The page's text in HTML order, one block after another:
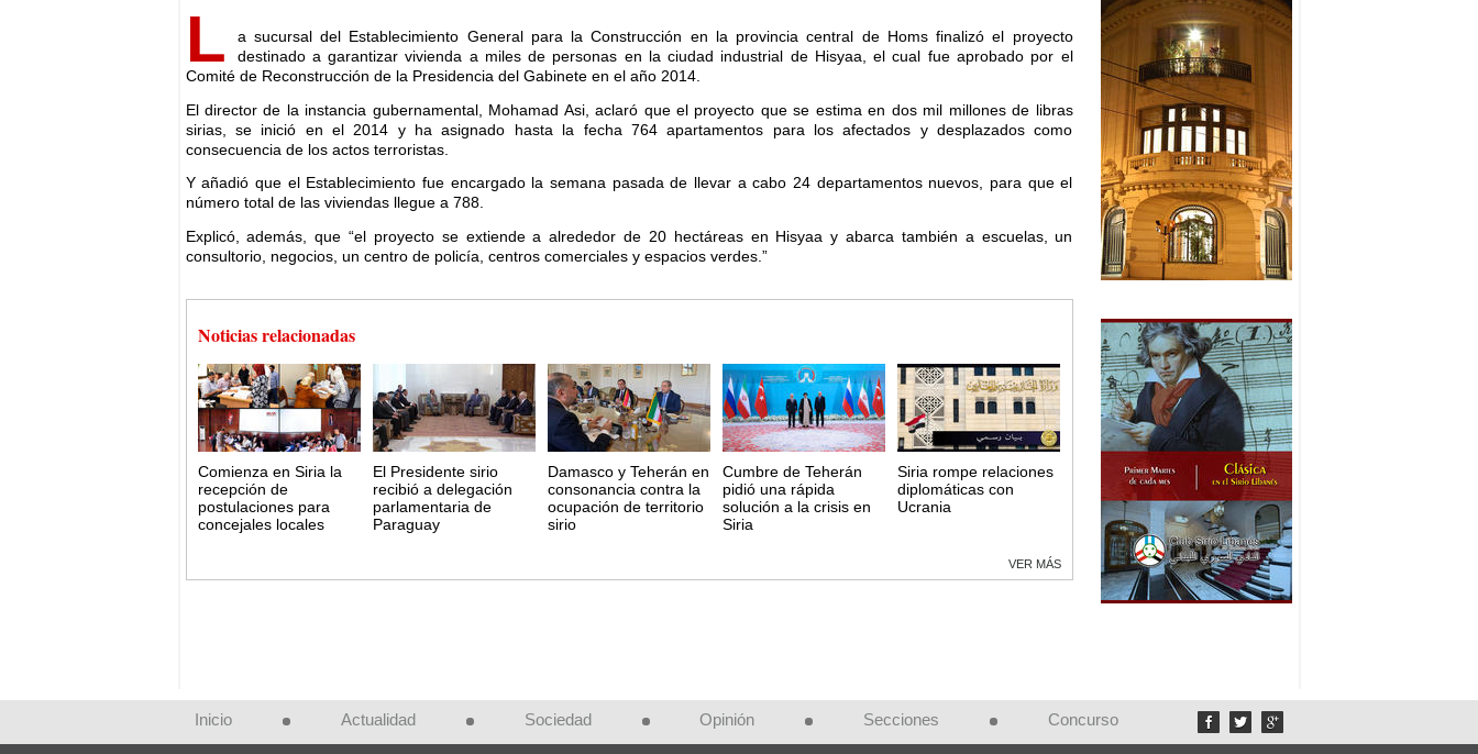
L
a sucursal del Establecimiento General para la Construcción en la provincia central de Homs finalizó el proyecto
destinado a garantizar vivienda a miles de personas en la ciudad industrial de Hisyaa, el cual fue aprobado por el
Comité de Reconstrucción de la Presidencia del Gabinete en el año 2014.
El director de la instancia gubernamental, Mohamad Asi, aclaró que el proyecto que se estima en dos mil millones de libras
sirias, se inició en el 2014 y ha asignado hasta la fecha 764 apartamentos para los afectados y desplazados como
consecuencia de los actos terroristas.
Y añadió que el Establecimiento fue encargado la semana pasada de llevar a cabo 24 departamentos nuevos, para que el
número total de las viviendas llegue a 788.
Explicó, además, que “el proyecto se extiende a alrededor de 20 hectáreas en Hisyaa y abarca también a escuelas, un
consultorio, negocios, un centro de policía, centros comerciales y espacios verdes.”
Noticias relacionadas
Comienza en Siria la
recepción de
postulaciones para
concejales locales
El Presidente sirio
recibió a delegación
parlamentaria de
Paraguay
Damasco y Teherán en
consonancia contra la
ocupación de territorio
sirio
Cumbre de Teherán
pidió una rápida
solución a la crisis en
Siria
Siria rompe relaciones
diplomáticas con
Ucrania
VER MÁS
  
Inicio Actualidad Sociedad Opinión Secciones Concurso